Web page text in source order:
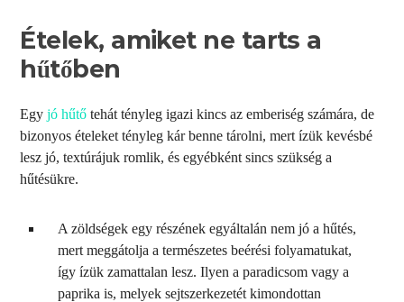
Ételek, amiket ne tarts a
hűtőben
Egy jó hűtő tehát tényleg igazi kincs az emberiség számára, de
bizonyos ételeket tényleg kár benne tárolni, mert ízük kevésbé
lesz jó, textúrájuk romlik, és egyébként sincs szükség a
hűtésükre.
A zöldségek egy részének egyáltalán nem jó a hűtés,
mert meggátolja a természetes beérési folyamatukat,
így ízük zamattalan lesz. Ilyen a paradicsom vagy a
paprika is, melyek sejtszerkezetét kimondottan